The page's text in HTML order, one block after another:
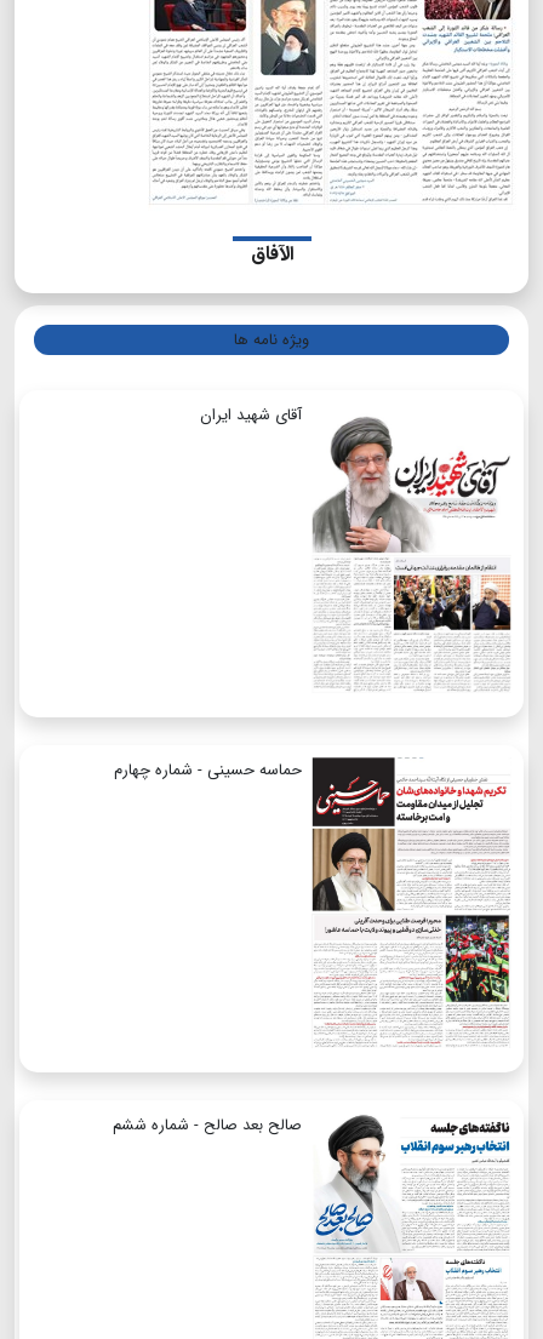
الآفاق
ویژه نامه ها
آقای شهید ایران
حماسه حسینی - شماره چهارم
صالح بعد صالح - شماره ششم